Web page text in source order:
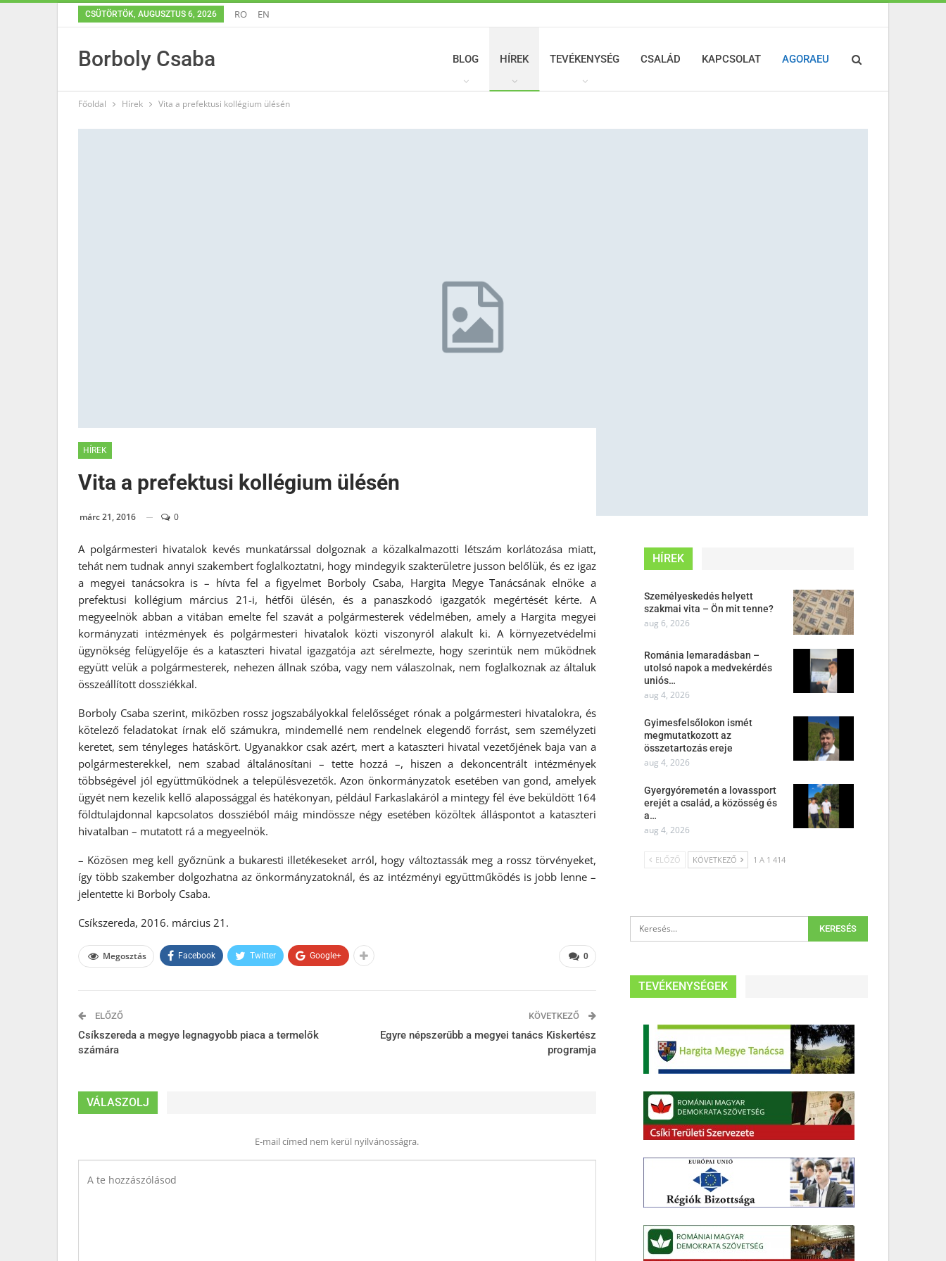
CSÜTÖRTÖK, AUGUSZTUS 6, 2026 RO EN
Borboly Csaba BLOG HÍREK TEVÉKENYSÉG CSALÁD KAPCSOLAT AGORAEU
Főoldal Hírek Vita a prefektusi kollégium ülésén
HÍREK
Vita a prefektusi kollégium ülésén
márc 21, 2016 0
A polgármesteri hivatalok kevés munkatárssal dolgoznak a közalkalmazotti létszám korlátozása miatt,
tehát nem tudnak annyi szakembert foglalkoztatni, hogy mindegyik szakterületre jusson belőlük, és ez igaz
a megyei tanácsokra is – hívta fel a figyelmet Borboly Csaba, Hargita Megye Tanácsának elnöke a
prefektusi kollégium március 21-i, hétfői ülésén, és a panaszkodó igazgatók megértését kérte. A
megyeelnök abban a vitában emelte fel szavát a polgármesterek védelmében, amely a Hargita megyei
kormányzati intézmények és polgármesteri hivatalok közti viszonyról alakult ki. A környezetvédelmi
ügynökség felügyelője és a kataszteri hivatal igazgatója azt sérelmezte, hogy szerintük nem működnek
együtt velük a polgármesterek, nehezen állnak szóba, vagy nem válaszolnak, nem foglalkoznak az általuk
összeállított dossziékkal.
Borboly Csaba szerint, miközben rossz jogszabályokkal felelősséget rónak a polgármesteri hivatalokra, és
kötelező feladatokat írnak elő számukra, mindemellé nem rendelnek elegendő forrást, sem személyzeti
keretet, sem tényleges hatáskört. Ugyanakkor csak azért, mert a kataszteri hivatal vezetőjének baja van a
polgármesterekkel, nem szabad általánosítani – tette hozzá –, hiszen a dekoncentrált intézmények
többségével jól együttműködnek a településvezetők. Azon önkormányzatok esetében van gond, amelyek
ügyét nem kezelik kellő alapossággal és hatékonyan, például Farkaslakáról a mintegy fél éve beküldött 164
földtulajdonnal kapcsolatos dossziéból máig mindössze négy esetében közöltek álláspontot a kataszteri
hivatalban – mutatott rá a megyeelnök.
– Közösen meg kell győznünk a bukaresti illetékeseket arról, hogy változtassák meg a rossz törvényeket,
így több szakember dolgozhatna az önkormányzatoknál, és az intézményi együttműködés is jobb lenne –
jelentette ki Borboly Csaba.
Csíkszereda, 2016. március 21.
0
Megosztás Facebook Twitter Google+
ELŐZŐ
Csíkszereda a megye legnagyobb piaca a termelők
számára
KÖVETKEZŐ
Egyre népszerűbb a megyei tanács Kiskertész
programja
VÁLASZOLJ
E-mail címed nem kerül nyilvánosságra.
HÍREK
Személyeskedés helyett
szakmai vita – Ön mit tenne?
aug 6, 2026
Románia lemaradásban –
utolsó napok a medvekérdés
uniós…
aug 4, 2026
Gyimesfelsőlokon ismét
megmutatkozott az
összetartozás ereje
aug 4, 2026
Gyergyóremetén a lovassport
erejét a család, a közösség és
a…
aug 4, 2026
ELŐZŐ KÖVETKEZŐ 1 A 1 414
TEVÉKENYSÉGEK